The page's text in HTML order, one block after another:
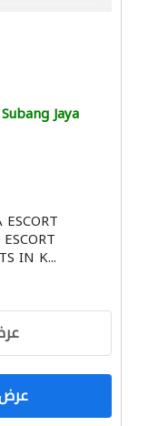
Subang Jaya
مهندسي
IN K...